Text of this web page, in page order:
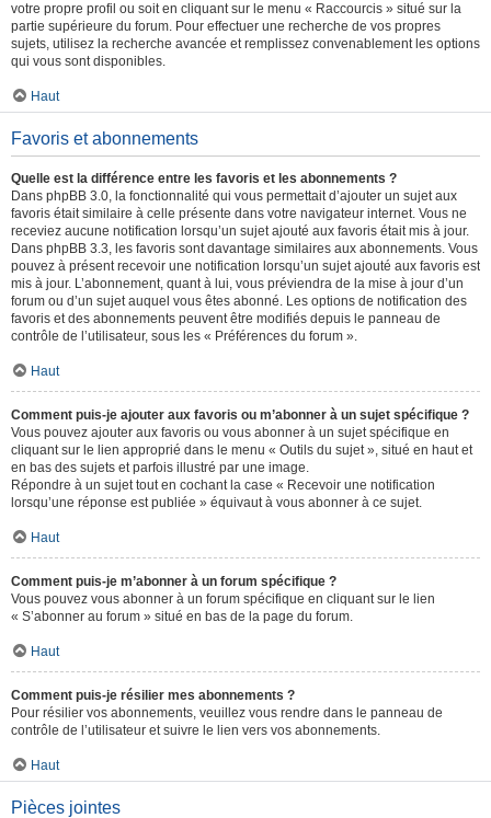
votre propre profil ou soit en cliquant sur le menu « Raccourcis » situé sur la
partie supérieure du forum. Pour effectuer une recherche de vos propres
sujets, utilisez la recherche avancée et remplissez convenablement les options
qui vous sont disponibles.
Haut
Favoris et abonnements
Quelle est la différence entre les favoris et les abonnements ?
Dans phpBB 3.0, la fonctionnalité qui vous permettait d’ajouter un sujet aux
favoris était similaire à celle présente dans votre navigateur internet. Vous ne
receviez aucune notification lorsqu’un sujet ajouté aux favoris était mis à jour.
Dans phpBB 3.3, les favoris sont davantage similaires aux abonnements. Vous
pouvez à présent recevoir une notification lorsqu’un sujet ajouté aux favoris est
mis à jour. L’abonnement, quant à lui, vous préviendra de la mise à jour d’un
forum ou d’un sujet auquel vous êtes abonné. Les options de notification des
favoris et des abonnements peuvent être modifiés depuis le panneau de
contrôle de l’utilisateur, sous les « Préférences du forum ».
Haut
Comment puis-je ajouter aux favoris ou m’abonner à un sujet spécifique ?
Vous pouvez ajouter aux favoris ou vous abonner à un sujet spécifique en
cliquant sur le lien approprié dans le menu « Outils du sujet », situé en haut et
en bas des sujets et parfois illustré par une image.
Répondre à un sujet tout en cochant la case « Recevoir une notification
lorsqu’une réponse est publiée » équivaut à vous abonner à ce sujet.
Haut
Comment puis-je m’abonner à un forum spécifique ?
Vous pouvez vous abonner à un forum spécifique en cliquant sur le lien
« S’abonner au forum » situé en bas de la page du forum.
Haut
Comment puis-je résilier mes abonnements ?
Pour résilier vos abonnements, veuillez vous rendre dans le panneau de
contrôle de l’utilisateur et suivre le lien vers vos abonnements.
Haut
Pièces jointes